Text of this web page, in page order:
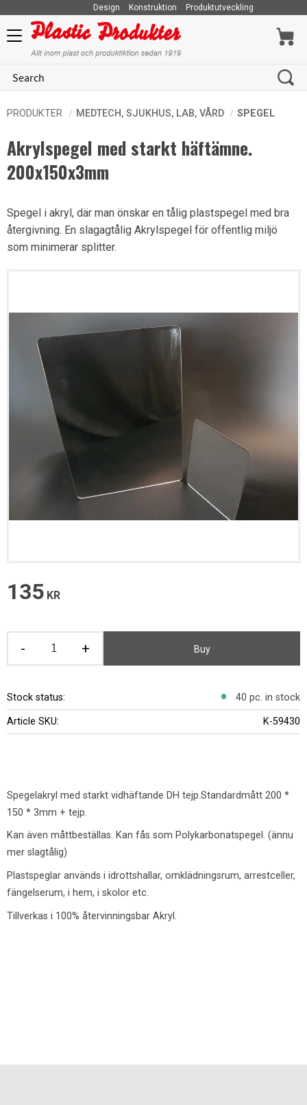
Menu
Design Konstruktion Produktutveckling
PRODUKTER MEDTECH, SJUKHUS, LAB, VÅRD SPEGEL
Akrylspegel med starkt häftämne.​
200x150x3mm
Spegel i akryl, där man önskar en tålig plastspegel med bra
återgivning. En slagagtålig Akrylspegel för offentlig miljö
som minimerar splitter.
135 KR
+
- Buy
Stock status 40 pc. in stock
Article SKU K-59430
Spegelakryl med starkt vidhäftande DH tejp.Standardmått 200 *
150 * 3mm + tejp.
Kan även måttbeställas. Kan fås som Polykarbonatspegel. (ännu
mer slagtålig)
Plastspeglar används i idrottshallar, omklädningsrum, arrestceller,
fängelserum, i hem, i skolor etc.
Tillverkas i 100% återvinningsbar Akryl.